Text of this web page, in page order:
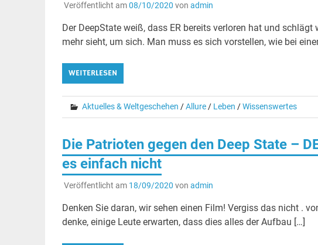
Veröffentlicht am08/10/2020 von admin
Der DeepState weiß, dass ER bereits verloren hat und
mehr sieht, um sich. Man muss es sich vorstellen, wie bei
WEITERLESEN
Aktuelles & Weltgeschehen /Allure/ Leben /Wissenswertes
Die Patrioten gegen den Deep State –
es einfach nicht
Veröffentlicht am 18/09/2020 von admin
Denken Sie daran, wir sehen einen Film! Vergiss das nicht .
denke, einige Leute erwarten, dass dies alles der Aufbau […]